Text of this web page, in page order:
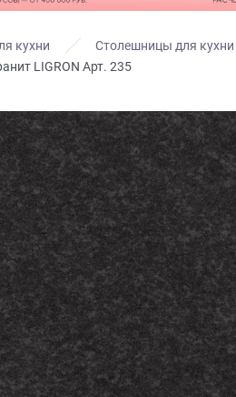
кухни Столешницы для кухни
LIGRON Арт. 235